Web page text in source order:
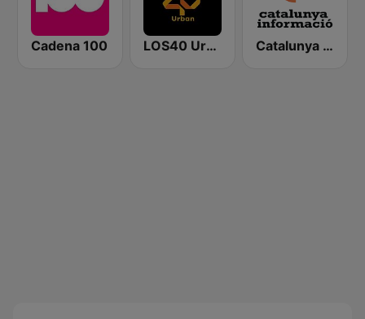
Cadena 100 LOS40 Urban Catalunya Informació